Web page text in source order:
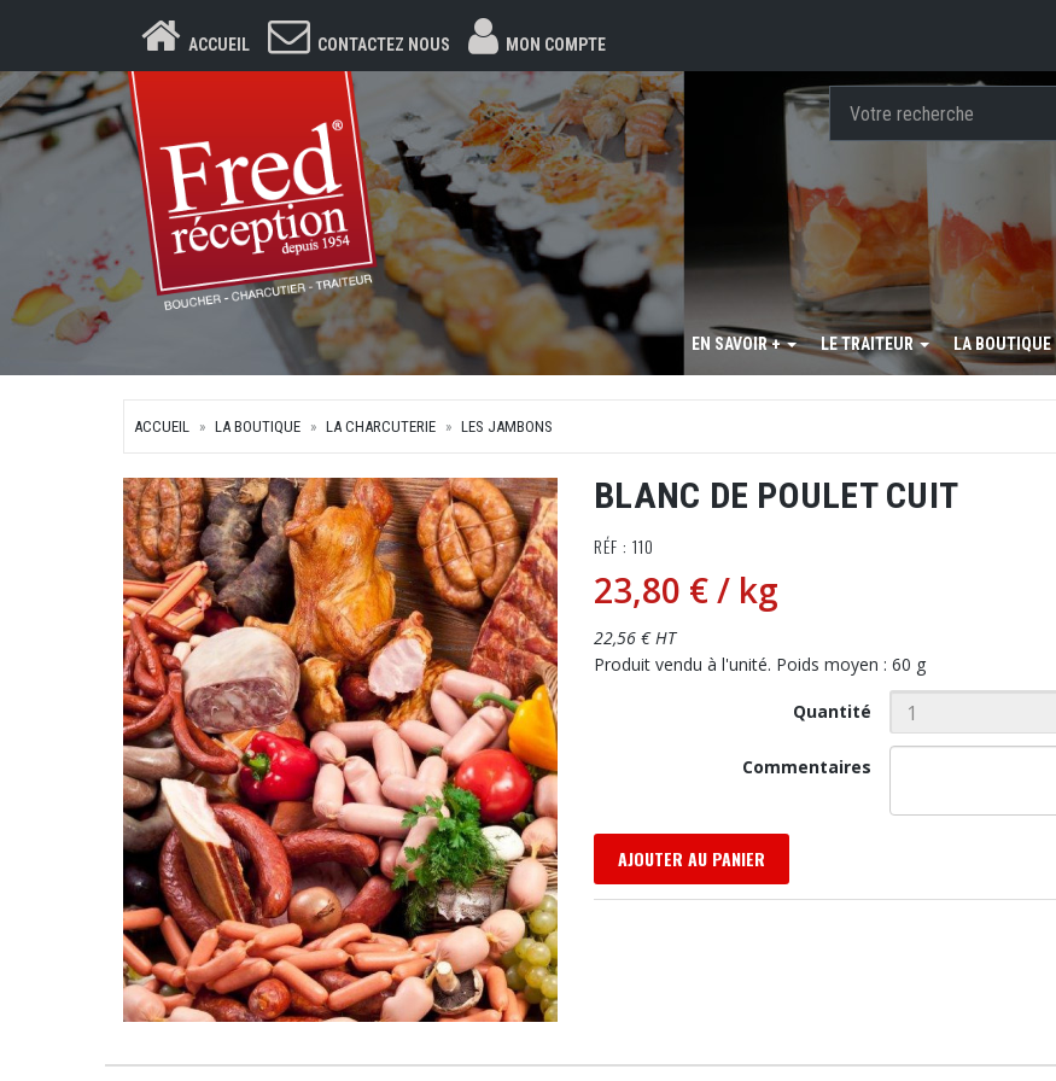
ACCUEIL CONTACTEZ NOUS MON COMPTE
EN SAVOIR + LE TRAITEUR LA BOUTIQUE
ACCUEIL LA BOUTIQUE LA CHARCUTERIE LES JAMBONS
BLANC DE POULET CUIT
RÉF : 110
23,80 €/ kg
22,56 € HT
Produit vendu à l'unité. Poids moyen : 60 g
Quantité
Commentaires
AJOUTER AU PANIER